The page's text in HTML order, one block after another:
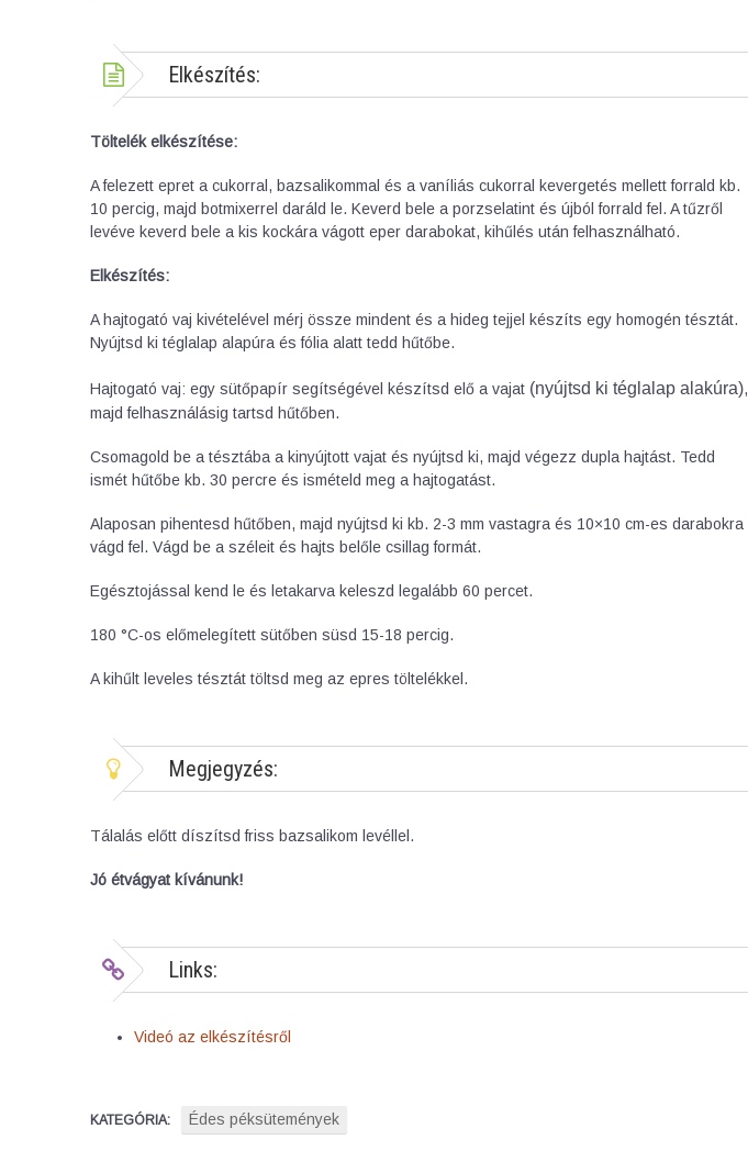
Elkészítés:
Töltelék elkészítése:
A felezett epret a cukorral, bazsalikommal és a vaníliás cukorral kevergetés mellett forrald kb.
10 percig, majd botmixerrel daráld le. Keverd bele a porzselatint és újból forrald fel. A tűzről
levéve keverd bele a kis kockára vágott eper darabokat, kihűlés után felhasználható.
Elkészítés:
A hajtogató vaj kivételével mérj össze mindent és a hideg tejjel készíts egy homogén tésztát.
Nyújtsd ki téglalap alapúra és fólia alatt tedd hűtőbe.
Hajtogató vaj: egy sütőpapír segítségével készítsd elő a vajat (nyújtsd ki téglalap alakúra),
majd felhasználásig tartsd hűtőben.
Csomagold be a tésztába a kinyújtott vajat és nyújtsd ki, majd végezz dupla hajtást. Tedd
ismét hűtőbe kb. 30 percre és ismételd meg a hajtogatást.
Alaposan pihentesd hűtőben, majd nyújtsd ki kb. 2-3 mm vastagra és 10×10 cm-es darabokra
vágd fel. Vágd be a széleit és hajts belőle csillag formát.
Egésztojással kend le és letakarva keleszd legalább 60 percet.
180 °C-os előmelegített sütőben süsd 15-18 percig.
A kihűlt leveles tésztát töltsd meg az epres töltelékkel.
Megjegyzés:
Tálalás előtt díszítsd friss bazsalikom levéllel.
Jó étvágyat kívánunk!
Links:
Videó az elkészítésről
KATEGÓRIA: Édes péksütemények